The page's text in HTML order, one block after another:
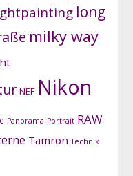
long
milky way
NEF Nikon
Panorama Portrait RAW
Tamron Technik